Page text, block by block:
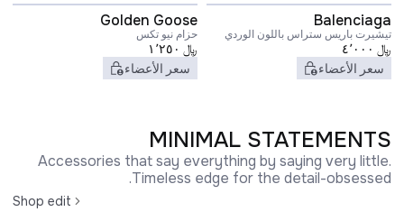
Balenciaga
تيشيرت باريس ستراس باللون الوردي
﷼ ٤٬٠٠٠
سعر الأعضاء
Golden Goose
حزام نيو تكس
﷼ ١٬٢٥٠
سعر الأعضاء
MINIMAL STATEMENTS
Accessories that say everything by saying very little.
Timeless edge for the detail-obsessed.
Shop edit